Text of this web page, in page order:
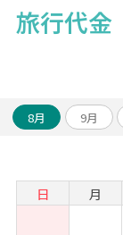
旅行代金
8月 9月
日 月